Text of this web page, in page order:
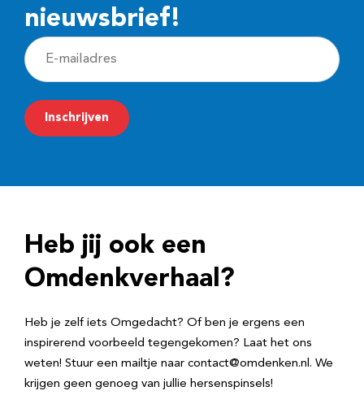
nieuwsbrief!
E
-
m
a
r
e
Inschrijven
Heb jij ook een
Omdenkverhaal?
Heb je zelf iets Omgedacht? Of ben je ergens een
inspirerend voorbeeld tegengekomen? Laat het ons
weten! Stuur een mailtje naar contact@omdenken.nl. We
krijgen geen genoeg van jullie hersenspinsels!